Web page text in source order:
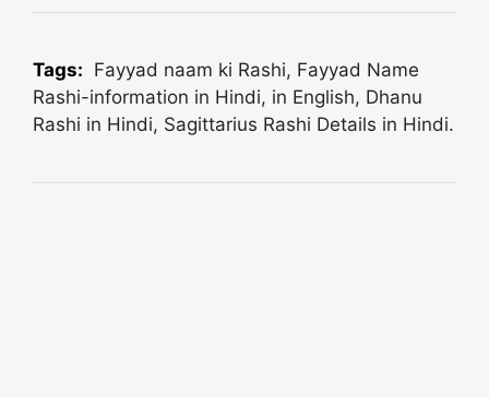
Tags: Fayyad naam ki Rashi, Fayyad Name
Rashi-information in Hindi, in English, Dhanu
Rashi in Hindi, Sagittarius Rashi Details in Hindi.